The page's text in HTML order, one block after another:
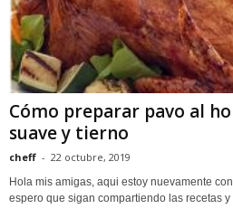
Cómo preparar pavo al
suave y tierno
cheff - 22 octubre, 2019
Hola mis amigas, aqui estoy nuevamente
espero que sigan compartiendo las recetas